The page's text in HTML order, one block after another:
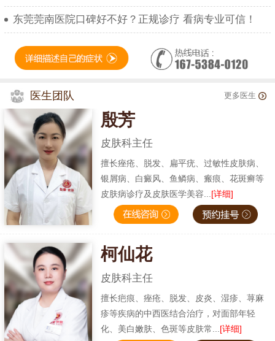
东莞莞南医院口碑好不好？正规诊疗 看病专业可信！
医生团队 更多医生
殷芳
皮肤科主任
擅长痤疮、脱发、扁平疣、过敏性皮肤病、
银屑病、白癜风、鱼鳞病、瘢痕、花斑癣等
皮肤病诊疗及皮肤医学美容... [详细]
柯仙花
皮肤科主任
擅长疤痕、痤疮、脱发、皮炎、湿疹、荨麻
疹等疾病的中西医结合治疗，对面部年轻
化、美白嫩肤、色斑等皮肤常... [详细]